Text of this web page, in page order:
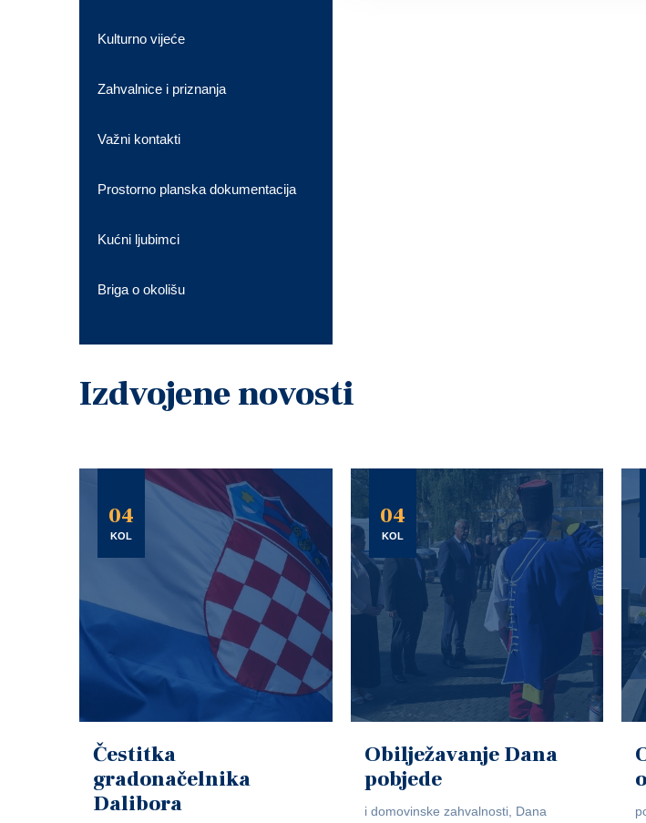
Kulturno vijeće
Zahvalnice i priznanja
Važni kontakti
Prostorno planska dokumentacija
Kućni ljubimci
Briga o okolišu
Izdvojene novosti
04
KOL
Čestitka
gradonačelnika
Dalibora
04
KOL
Obilježavanje Dana
pobjede
i domovinske zahvalnosti, Dana